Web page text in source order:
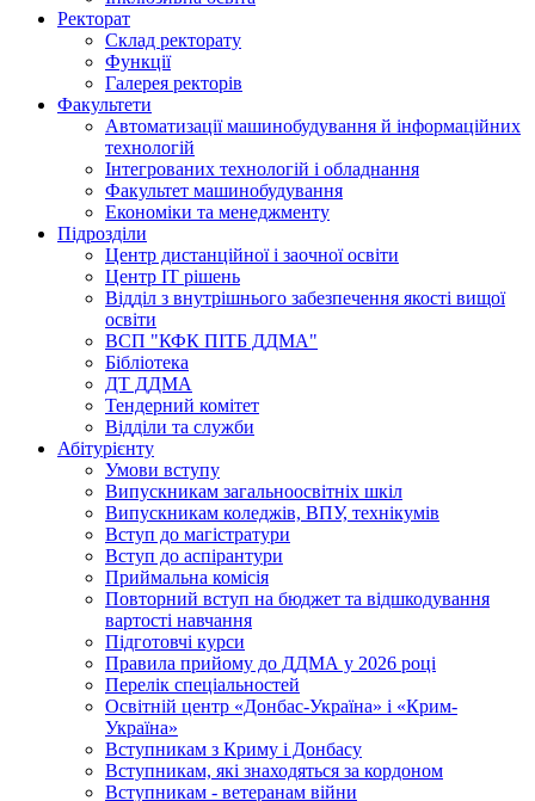
Ректорат
Склад ректорату
Функції
Галерея ректорів
Факультети
Автоматизації машинобудування й інформаційних
технологій
Інтегрованих технологій і обладнання
Факультет машинобудування
Економіки та менеджменту
Підрозділи
Центр дистанційної і заочної освіти
Центр ІТ рішень
Відділ з внутрішнього забезпечення якості вищої
освіти
ВСП "КФК ПІТБ ДДМА"
Бібліотека
ДТ ДДМА
Тендерний комітет
Відділи та служби
Абітурієнту
Умови вступу
Випускникам загальноосвітніх шкіл
Випускникам коледжів, ВПУ, технікумів
Вступ до магістратури
Вступ до аспірантури
Приймальна комісія
Повторний вступ на бюджет та відшкодування
вартості навчання
Підготовчі курси
Правила прийому до ДДМА у 2026 році
Перелік спеціальностей
Освітній центр «Донбас-Україна» і «Крим-
Україна»
Вступникам з Криму і Донбасу
Вступникам, які знаходяться за кордоном
Вступникам - ветеранам війни